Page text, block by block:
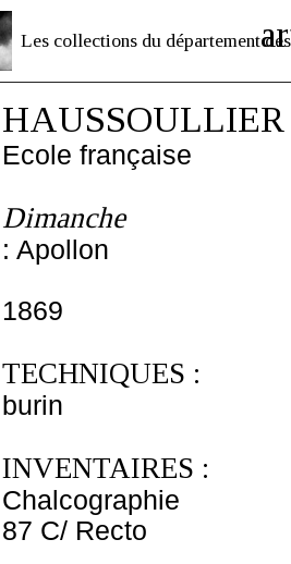
Les collections du département des
HAUSSOULLIER
Ecole française
Dimanche
: Apollon
1869
TECHNIQUES :
burin
INVENTAIRES :
Chalcographie
87 C/ Recto